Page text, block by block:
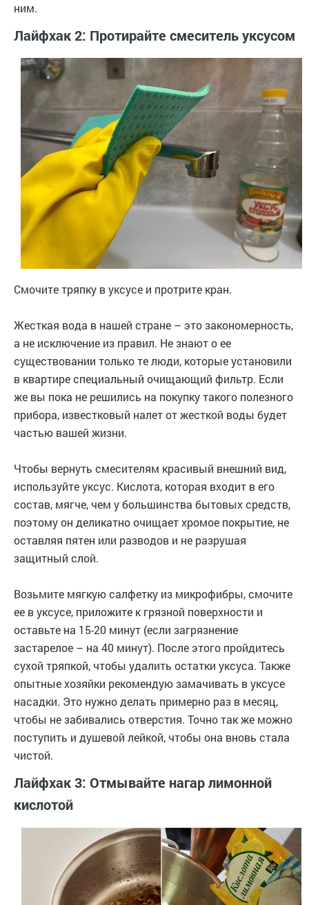
ним.
Лайфхак 2: Протирайте смеситель уксусом
Смочите тряпку в уксусе и протрите кран.
Жесткая вода в нашей стране – это закономерность,
а не исключение из правил. Не знают о ее
существовании только те люди, которые установили
в квартире специальный очищающий фильтр. Если
же вы пока не решились на покупку такого полезного
прибора, известковый налет от жесткой воды будет
частью вашей жизни.
Чтобы вернуть смесителям красивый внешний вид,
используйте уксус. Кислота, которая входит в его
состав, мягче, чем у большинства бытовых средств,
поэтому он деликатно очищает хромое покрытие, не
оставляя пятен или разводов и не разрушая
защитный слой.
Возьмите мягкую салфетку из микрофибры, смочите
ее в уксусе, приложите к грязной поверхности и
оставьте на 15-20 минут (если загрязнение
застарелое – на 40 минут). После этого пройдитесь
сухой тряпкой, чтобы удалить остатки уксуса. Также
опытные хозяйки рекомендую замачивать в уксусе
насадки. Это нужно делать примерно раз в месяц,
чтобы не забивались отверстия. Точно так же можно
поступить и душевой лейкой, чтобы она вновь стала
чистой.
Лайфхак 3: Отмывайте нагар лимонной
кислотой